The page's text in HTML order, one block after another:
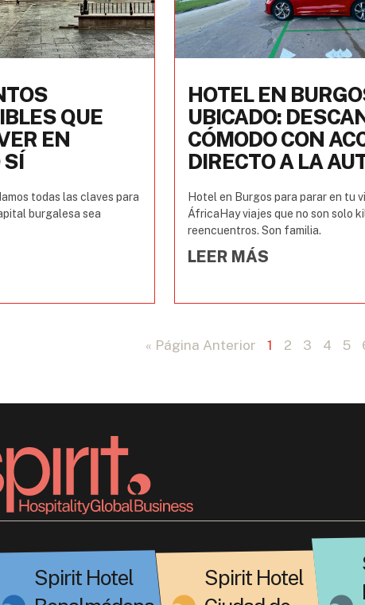
QUE
EN
SÍ
todas las claves para
burgalesa sea
HOTEL EN
UBICADO:
CÓMODO CON
DIRECTO A LA
Hotel en Burgos para parar en tu
ÁfricaHay viajes que no son solo
reencuentros. Son familia.
LEER MÁS
« Página Anterior 1 2 3 4 5
Spirit Hotel
Spirit Hotel